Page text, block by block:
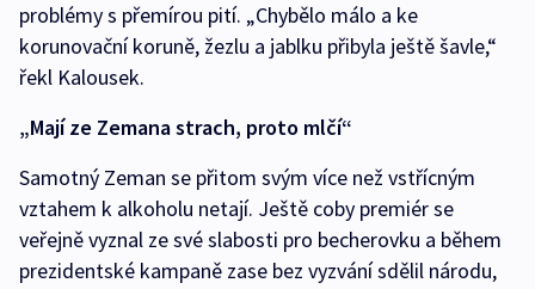
problémy s přemírou pití. „Chybělo málo a ke
korunovační koruně, žezlu a jablku přibyla ještě šavle,“
řekl Kalousek.
„Mají ze Zemana strach, proto mlčí“
Samotný Zeman se přitom svým více než vstřícným
vztahem k alkoholu netají. Ještě coby premiér se
veřejně vyznal ze své slabosti pro becherovku a během
prezidentské kampaně zase bez vyzvání sdělil národu,